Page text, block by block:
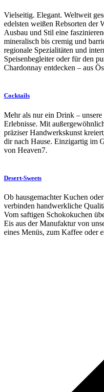
Vielseitig. Elegant. Weltweit
edelsten weißen Rebsorten der
Ausbau und Stil eine
mineralisch bis cremig und
regionale Spezialitäten und
Speisenbegleiter oder für den
Chardonnay entdecken – aus
Cocktails
Mehr als nur ein Drink –
Erlebnisse. Mit
präziser Handwerkskunst
dir nach Hause. Einzigartig im
von Heaven7.
Desert-Sweets
Ob hausgemachter Kuchen
verbinden handwerkliche
Vom saftigen Schokokuchen
Eis aus der Manufaktur von
eines Menüs, zum Kaffee oder